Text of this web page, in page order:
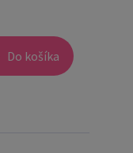
Do košíka